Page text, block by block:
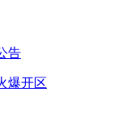
爆开区